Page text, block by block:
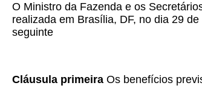
O Ministro da Fazenda e os
realizada em Brasília, DF, no dia 29
seguinte
Cláusula primeira Os benefícios